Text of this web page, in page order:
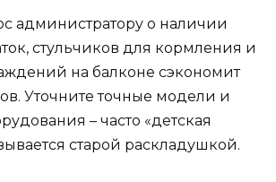
администратору о наличии
стульчиков для кормления и
на балконе сэкономит
Уточните точные модели и
– часто «детская
старой раскладушкой.